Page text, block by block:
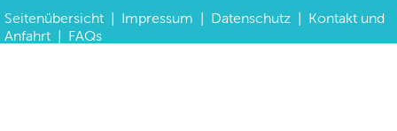
Seitenübersicht Impressum Datenschutz
Kontakt und
Anfahrt
FAQs